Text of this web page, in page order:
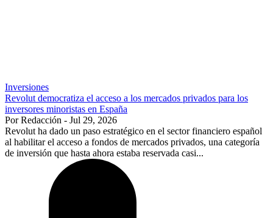
Inversiones
Revolut democratiza el acceso a los mercados privados para los
inversores minoristas en España
Por Redacción - Jul 29, 2026
Revolut ha dado un paso estratégico en el sector financiero español
al habilitar el acceso a fondos de mercados privados, una categoría
de inversión que hasta ahora estaba reservada casi...